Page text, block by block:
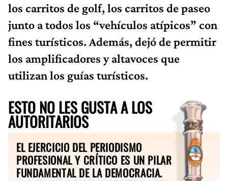
los carritos de golf, los carritos de paseo
junto a todos los “vehículos atípicos” con
fines turísticos. Además, dejó de permitir
los amplificadores y altavoces que
utilizan los guías turísticos.
ESTO NO LES GUSTA A LOS
AUTORITARIOS
EL EJERCICIO DEL PERIODISMO
PROFESIONAL Y CRÍTICO ES UN PILAR
FUNDAMENTAL DE LA DEMOCRACIA.